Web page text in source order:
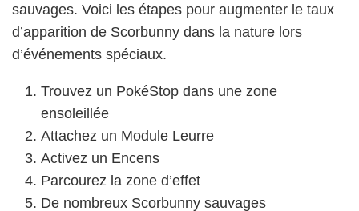
sauvages. Voici les étapes pour augmenter le taux
d’apparition de Scorbunny dans la nature lors
d’événements spéciaux.
Trouvez un PokéStop dans une zone
ensoleillée
Attachez un Module Leurre
Activez un Encens
Parcourez la zone d’effet
De nombreux Scorbunny sauvages